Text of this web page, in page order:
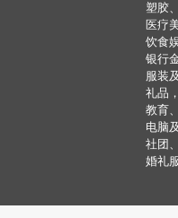
塑胶
医疗
饮食
银行
服装
礼品
教育
电脑
社团
婚礼